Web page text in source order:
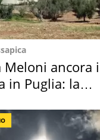
Meloni ancora
in Puglia: la